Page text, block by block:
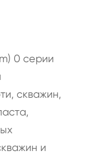
0 серии
скважин,
и